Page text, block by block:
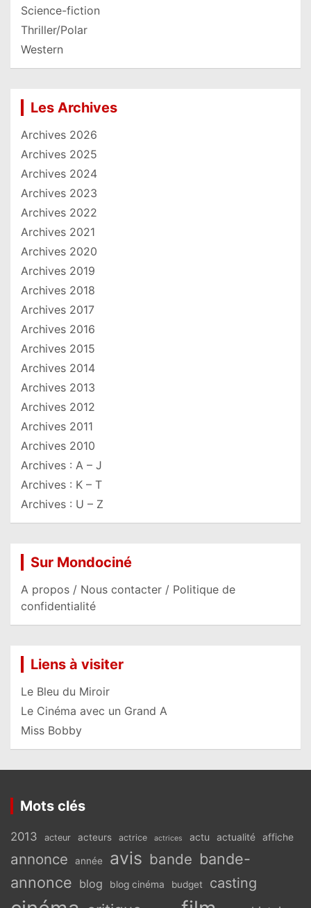
Science-fiction
Thriller/Polar
Western
Les Archives
Archives 2026
Archives 2025
Archives 2024
Archives 2023
Archives 2022
Archives 2021
Archives 2020
Archives 2019
Archives 2018
Archives 2017
Archives 2016
Archives 2015
Archives 2014
Archives 2013
Archives 2012
Archives 2011
Archives 2010
Archives : A – J
Archives : K – T
Archives : U – Z
Sur Mondociné
A propos / Nous contacter / Politique de
confidentialité
Liens à visiter
Le Bleu du Miroir
Le Cinéma avec un Grand A
Miss Bobby
Mots clés
2013 acteur acteurs actrice actrices actu actualité affiche
annonce année avis bande bande-
annonce blog blog cinéma budget casting